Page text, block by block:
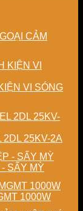
CẢM
VI SÓNG
2DL 25KV-2A
SẤY MỲ
1000W